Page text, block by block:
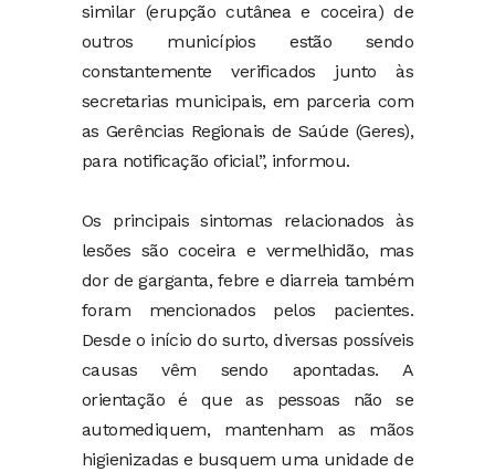
similar (erupção cutânea e coceira) de
outros municípios estão sendo
constantemente verificados junto às
secretarias municipais, em parceria com
as Gerências Regionais de Saúde (Geres),
para notificação oficial”, informou.
Os principais sintomas relacionados às
lesões são coceira e vermelhidão, mas
dor de garganta, febre e diarreia também
foram mencionados pelos pacientes.
Desde o início do surto, diversas possíveis
causas vêm sendo apontadas. A
orientação é que as pessoas não se
automediquem, mantenham as mãos
higienizadas e busquem uma unidade de